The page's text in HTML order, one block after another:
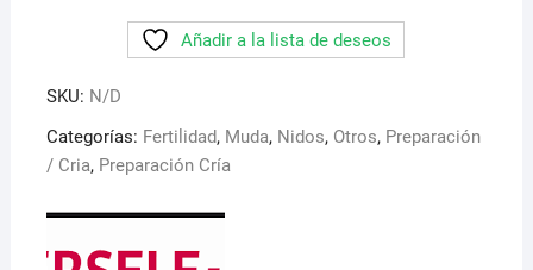
con
transpiracion
cantidad
Añadir a la lista de deseos
SKU: N/D
Categorías: Fertilidad, Muda, Nidos, Otros, Preparación
/ Cria, Preparación Cría